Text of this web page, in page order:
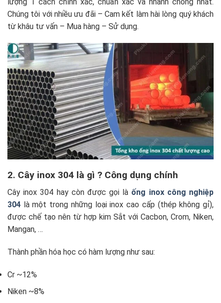
Chúng tôi với nhiều ưu đãi – Cam kết làm hài lòng quý khách
từ khâu tư vấn – Mua hàng – Sử dụng.
2. Cây inox 304 là gì ? Công dụng chính
Cây inox 304 hay còn được gọi là ống inox công nghiệp
304 là một trong những loại inox cao cấp (thép không gỉ),
được chế tạo nên từ hợp kim Sắt với Cacbon, Crom, Niken,
Mangan, …
Thành phần hóa học có hàm lượng như sau:
Cr ~12%
Niken ~8%